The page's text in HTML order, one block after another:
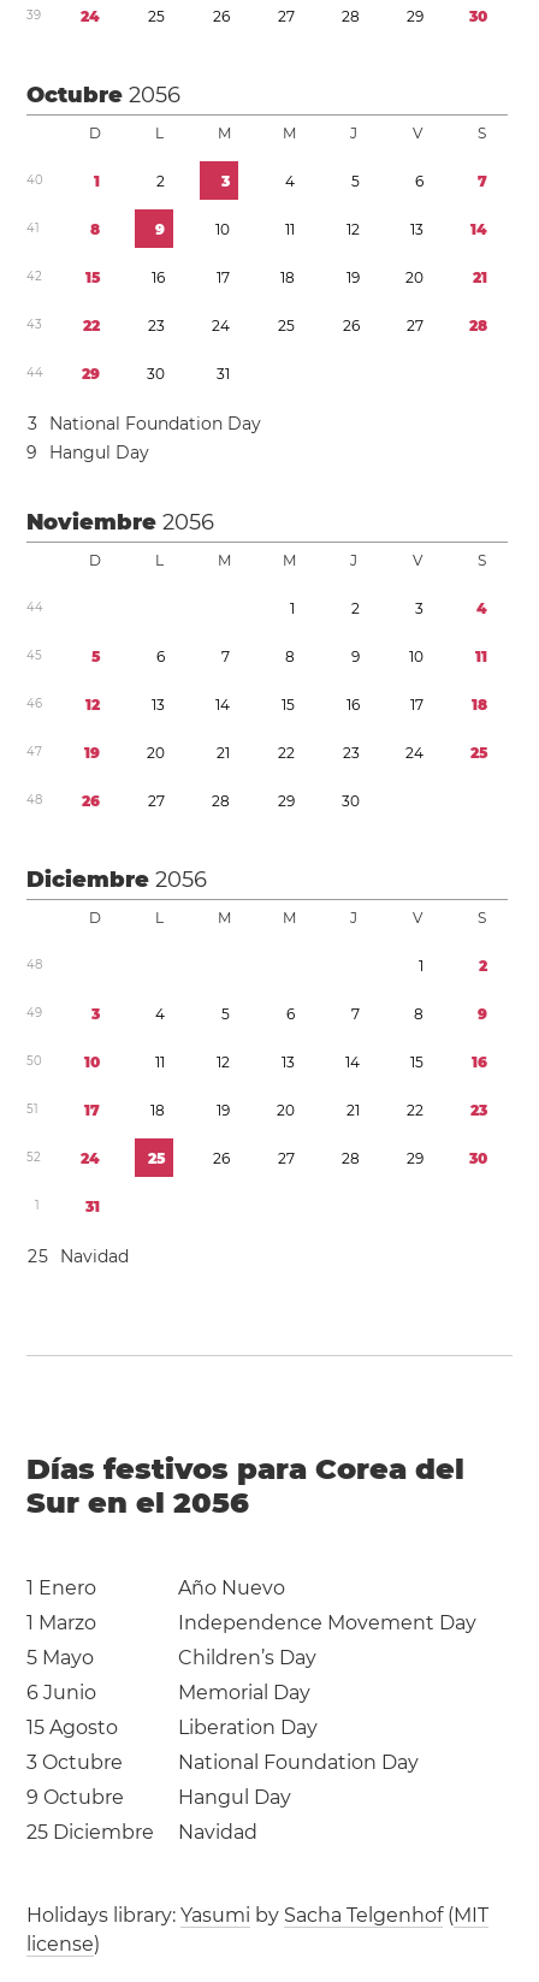
39 24 25 26 27 28 29 30
Octubre2056
D L M M J V S
40 1 2 3 4 5 6 7
41 8 9 10 11 12 13 14
42 15 16 17 18 19 20 21
43 22 23 24 25 26 27 28
44 29 30 31
3
National Foundation Day
9
Hangul Day
Noviembre2056
D L M M J V S
44 1 2 3 4
45 5 6 7 8 9 10 11
46 12 13 14 15 16 17 18
47 19 20 21 22 23 24 25
48 26 27 28 29 30
Diciembre2056
D L M M J V S
48 1 2
49 3 4 5 6 7 8 9
50 10 11 12 13 14 15 16
51 17 18 19 20 21 22 23
52 24 25 26 27 28 29 30
1 31
25 Navidad
Días festivos para Corea del
Sur en el 2056
1 Enero
Año Nuevo
1 Marzo
Independence Movement Day
5 Mayo
Children’s Day
6 Junio
Memorial Day
15 Agosto
Liberation Day
3 Octubre
National Foundation Day
9 Octubre
Hangul Day
25 Diciembre
Navidad
Holidays library:Yasumi by Sacha Telgenhof(MIT
license)